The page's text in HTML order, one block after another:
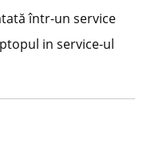
într-un service
in service-ul